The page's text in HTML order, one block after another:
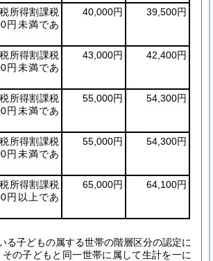
所得割課税
円未満であ
40,000円 39,500円
所得割課税
円未満であ
43,000円 42,400円
所得割課税
円未満であ
55,000円 54,300円
所得割課税
円未満であ
55,000円 54,300円
所得割課税
円以上であ
65,000円 64,100円
子どもの属する世帯の階層区分の認定に
の子どもと同一世帯に属して生計を一に